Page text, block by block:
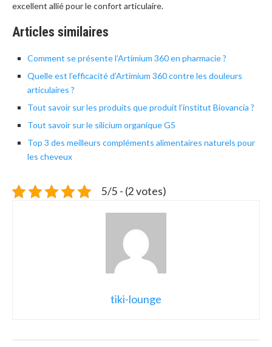
excellent allié pour le confort articulaire.
Articles similaires
Comment se présente l’Artimium 360 en pharmacie ?
Quelle est l’efficacité d’Artimium 360 contre les douleurs
articulaires ?
Tout savoir sur les produits que produit l’institut Biovancia ?
Tout savoir sur le silicium organique G5
Top 3 des meilleurs compléments alimentaires naturels pour
les cheveux
5/5 - (2 votes)
tiki-lounge